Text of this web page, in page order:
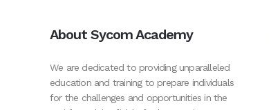
About Sycom Academy
We are dedicated to providing unparalleled
education and training to prepare individuals
for the challenges and opportunities in the